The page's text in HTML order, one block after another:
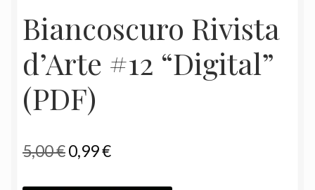
Biancoscuro Rivista
d’Arte #12 “Digital”
(PDF)
5,00€Il
0,99€Il